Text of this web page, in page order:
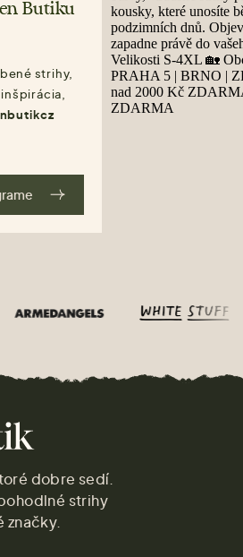
Butiku
strihy,
dobre sedí.
strihy